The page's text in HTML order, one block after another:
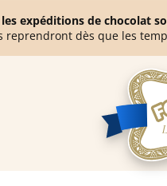
expéditions de chocolat
reprendront dès que les